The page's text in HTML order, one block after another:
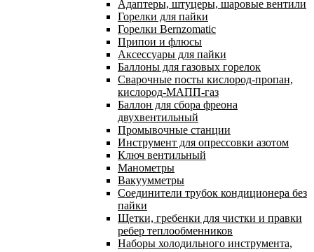
Адаптеры, штуцеры, шаровые вентили
Горелки для пайки
Горелки Bernzomatic
Припои и флюсы
Аксессуары для пайки
Баллоны для газовых горелок
Сварочные посты кислород-пропан,
кислород-МАПП-газ
Баллон для сбора фреона
двухвентильный
Промывочные станции
Инструмент для опрессовки азотом
Ключ вентильный
Манометры
Вакуумметры
Соединители трубок кондиционера без
пайки
Щетки, гребенки для чистки и правки
ребер теплообменников
Наборы холодильного инструмента,